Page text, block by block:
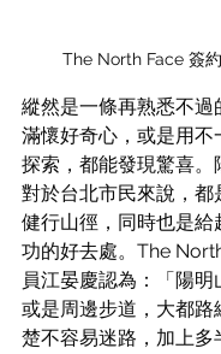
The North Face 簽
縱然是一條再熟悉不過
滿懷好奇心，或是用不
探索，都能發現驚喜。
對於台北市民來說，都
健行山徑，同時也是給
功的好去處。The
員江晏慶認為：「陽明
或是周邊步道，大都路
楚不容易迷路，加上多